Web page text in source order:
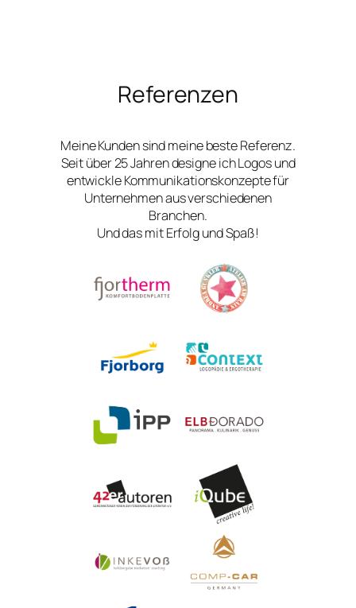
Referenzen
Meine Kunden sind meine beste Referenz.
Seit über 25 Jahren designe ich Logos und
entwickle Kommunikationskonzepte für
Unternehmen aus verschiedenen
Branchen.
Und das mit Erfolg und Spaß!